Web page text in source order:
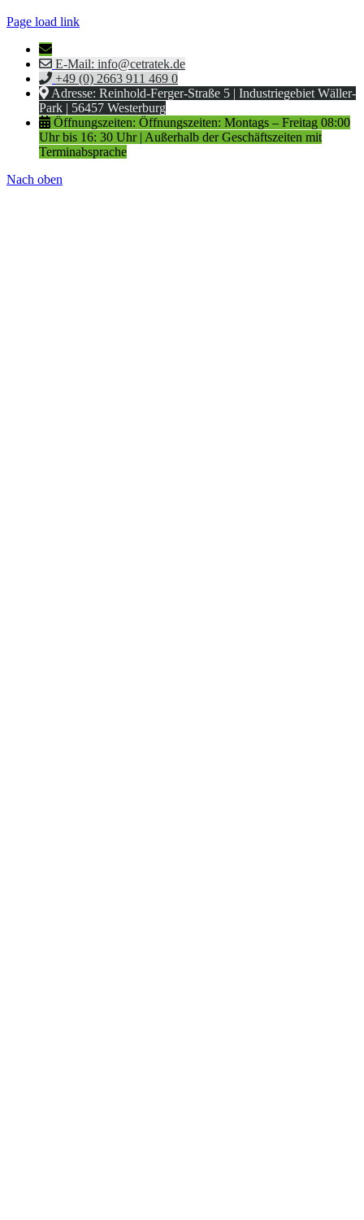
Page load link
E-Mail: info@cetratek.de
+49 (0) 2663 911 469 0
Adresse: Reinhold-Ferger-Straße 5 | Industriegebiet Wäller-
Park | 56457 Westerburg
Öffnungszeiten: Öffnungszeiten: Montags – Freitag 08:00
Uhr bis 16: 30 Uhr | Außerhalb der Geschäftszeiten mit
Terminabsprache
Nach oben